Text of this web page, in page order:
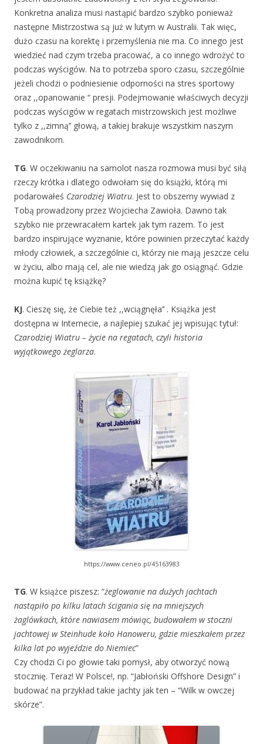
Konkretna analiza musi nastąpić bardzo szybko ponieważ
następne Mistrzostwa są już w lutym w Australii. Tak więc,
dużo czasu na korektę i przemyślenia nie ma. Co innego jest
wiedzieć nad czym trzeba pracować, a co innego wdrożyć to
podczas wyścigów. Na to potrzeba sporo czasu, szczególnie
jeżeli chodzi o podniesienie odporności na stres sportowy
oraz ,,opanowanie “ presji. Podejmowanie właściwych decyzji
podczas wyścigów w regatach mistrzowskich jest możliwe
tylko z ,,zimną’’ głową, a takiej brakuje wszystkim naszym
zawodnikom.
TG. W oczekiwaniu na samolot nasza rozmowa musi być siłą
rzeczy krótka i dlatego odwołam się do książki, którą mi
podarowałeś Czarodziej Wiatru. Jest to obszerny wywiad z
Tobą prowadzony przez Wojciecha Zawioła. Dawno tak
szybko nie przewracałem kartek jak tym razem. To jest
bardzo inspirujące wyznanie, które powinien przeczytać każdy
młody człowiek, a szczególnie ci, którzy nie mają jeszcze celu
w życiu, albo mają cel, ale nie wiedzą jak go osiągnąć. Gdzie
można kupić tę książkę?
KJ. Cieszę się, że Ciebie też ,,wciągnęła’’ . Książka jest
dostępna w Internecie, a najlepiej szukać jej wpisując tytuł:
Czarodziej Wiatru – życie na regatach, czyli historia
wyjątkowego żeglarza.
https://www.ceneo.pl/45163983
TG. W książce piszesz: “żeglowanie na dużych jachtach
nastąpiło po kilku latach ścigania się na mniejszych
żaglówkach, które nawiasem mówiąc, budowałem w stoczni
jachtowej w Steinhude koło Hanoweru, gdzie mieszkałem przez
kilka lat po wyjeździe do Niemiec”
Czy chodzi Ci po głowie taki pomysł, aby otworzyć nową
stocznię. Teraz! W Polsce!, np. “Jabłoński Offshore Design” i
budować na przykład takie jachty jak ten – “Wilk w owczej
skórze”.